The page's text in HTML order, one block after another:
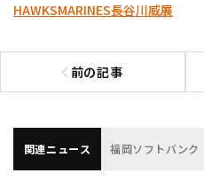
HAWKSMARINES長谷川威展
前の記事
前の記事へ
関連ニュース 福岡ソフトバンク